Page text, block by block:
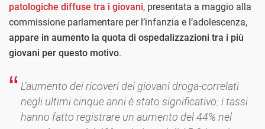
patologiche diffuse tra i giovani, presentata a maggio alla
commissione parlamentare per l’infanzia e l’adolescenza,
appare in aumento la quota di ospedalizzazioni tra i più
giovani per questo motivo.
L’aumento dei ricoveri dei giovani droga-correlati
negli ultimi cinque anni è stato significativo: i tassi
hanno fatto registrare un aumento del 44% nel